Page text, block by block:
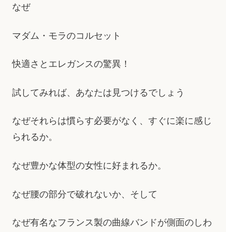
なぜ
マダム・モラのコルセット
快適さとエレガンスの驚異！
試してみれば、あなたは見つけるでしょう
なぜそれらは慣らす必要がなく、すぐに楽に感じ
られるか。
なぜ豊かな体型の女性に好まれるか。
なぜ腰の部分で破れないか、そして
なぜ有名なフランス製の曲線バンドが側面のしわ